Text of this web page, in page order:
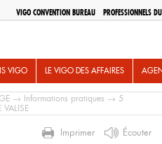
VIGO CONVENTION BUREAU PROFESSIONNELS
VIGO LE VIGO DES AFFAIRES
→ Informations pratiques → 5
VALISE
Imprimer Écouter